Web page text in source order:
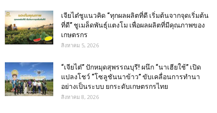
เจียไต๋ชูแนวคิด “ทุกผลผลิตที่ดี เริ่มต้นจากจุดเริ่มต้น
ที่ดี” ชูเมล็ดพันธุ์แตงโม เพื่อผลผลิตที่มีคุณภาพของ
เกษตรกร
สิงหาคม 5, 2026
“เจียไต๋” ปักหมุดสุพรรณบุรี! ผนึก “นาเฮียใช้” เปิด
แปลงโชว์ “โซลูชันนาข้าว” ขับเคลื่อนการทำนา
อย่างเป็นระบบ ยกระดับเกษตรกรไทย
สิงหาคม 8, 2026